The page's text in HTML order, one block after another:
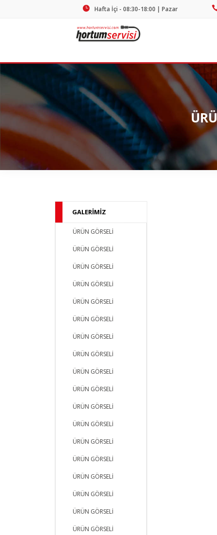
Hafta İçi - 08:30-18:00 | Pazar
GALERİMİZ
ÜRÜN GÖRSELİ
ÜRÜN GÖRSELİ
ÜRÜN GÖRSELİ
ÜRÜN GÖRSELİ
ÜRÜN GÖRSELİ
ÜRÜN GÖRSELİ
ÜRÜN GÖRSELİ
ÜRÜN GÖRSELİ
ÜRÜN GÖRSELİ
ÜRÜN GÖRSELİ
ÜRÜN GÖRSELİ
ÜRÜN GÖRSELİ
ÜRÜN GÖRSELİ
ÜRÜN GÖRSELİ
ÜRÜN GÖRSELİ
ÜRÜN GÖRSELİ
ÜRÜN GÖRSELİ
ÜRÜN GÖRSELİ